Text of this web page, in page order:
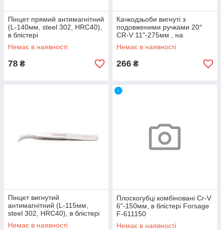
Пінцет прямий антимагнітний
(L-140мм, steel 302, HRC40),
в блістері
Немає в наявності
78 ₴
Качкодзьоби вигнуті з
подовженими ручками 20°
CR-V 11"-275мм , на
пластиковому тримачі
ROCKFORCE RF-5047P5
Немає в наявності
266 ₴
Пінцет вигнутий
антимагнітний (L-115мм,
steel 302, HRC40), в блістері
ROCKFORCE RF-6493125
Немає в наявності
-
Плоскогубці комбіновані Cr-V
6"-150мм, в блістері Forsage
F-611150
Немає в наявності